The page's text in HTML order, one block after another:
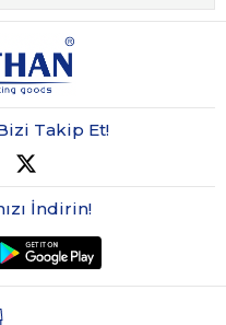
Takip Et!
İndirin!